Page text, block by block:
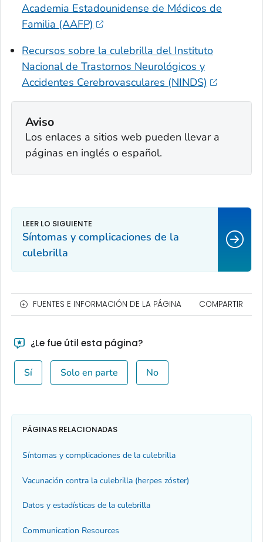
Academia Estadounidense de Médicos de
Familia (AAFP)
Recursos sobre la culebrilla del Instituto
Nacional de Trastornos Neurológicos y
Accidentes Cerebrovasculares (NINDS)
Aviso
Los enlaces a sitios web pueden llevar a
páginas en inglés o español.
Síntomas y complicaciones de la
culebrilla
FUENTES E INFORMACIÓN DE LA PÁGINA COMPARTIR
¿Le fue útil esta página?
Sí Solo en parte No
PÁGINAS RELACIONADAS
Síntomas y complicaciones de la culebrilla
Vacunación contra la culebrilla (herpes zóster)
Datos y estadísticas de la culebrilla
Communication Resources